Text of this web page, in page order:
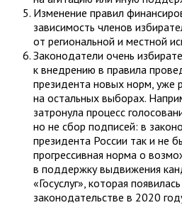
Изменение правил
зависимость членов
от региональной и местной
Законодатели очень
к внедрению в правила
президента новых норм, уже
на остальных выборах.
затронула процесс
но не сбор подписей: в
президента России так и не
прогрессивная норма о
в поддержку выдвижения
«Госуслуг», которая
законодательстве в 2020